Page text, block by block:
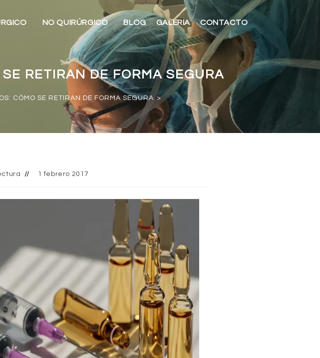
NO QUIRÚRGICO BLOG GALERIA CONTACTO
RETIRAN DE FORMA SEGURA
CÓMO SE RETIRAN DE FORMA SEGURA >
1 febrero 2017